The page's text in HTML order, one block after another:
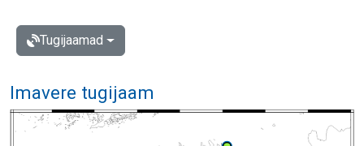
Tugijaamad
Imavere tugijaam